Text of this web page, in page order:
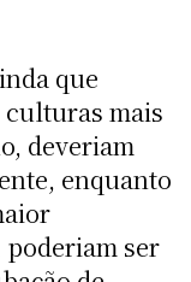
que
mais
deveriam
enquanto
poderiam ser